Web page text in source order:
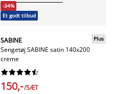
-34%
Et godt tilbud
SABINE
Sengetøj SABINE satin 140x200
creme
Plus






150,-/SÆT